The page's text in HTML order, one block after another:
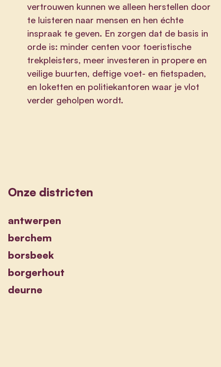
vertrouwen kunnen we alleen herstellen door
te luisteren naar mensen en hen échte
inspraak te geven. En zorgen dat de basis in
orde is: minder centen voor toeristische
trekpleisters, meer investeren in propere en
veilige buurten, deftige voet- en fietspaden,
en loketten en politiekantoren waar je vlot
verder geholpen wordt.
Onze districten
antwerpen
berchem
borsbeek
borgerhout
deurne